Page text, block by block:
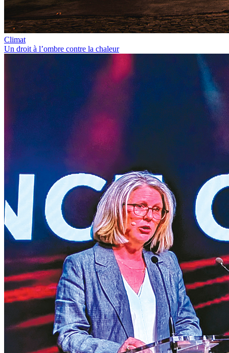
Climat
Un droit à l’ombre contre la chaleur